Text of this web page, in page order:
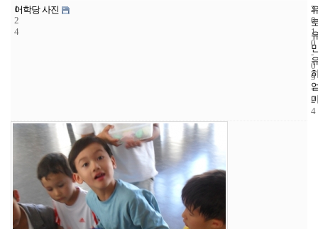
1
2
4
어학당 사진 3
2
0
1
0
-
0
9
-
2
4